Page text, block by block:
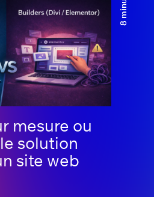
mesure ou
solution
site web